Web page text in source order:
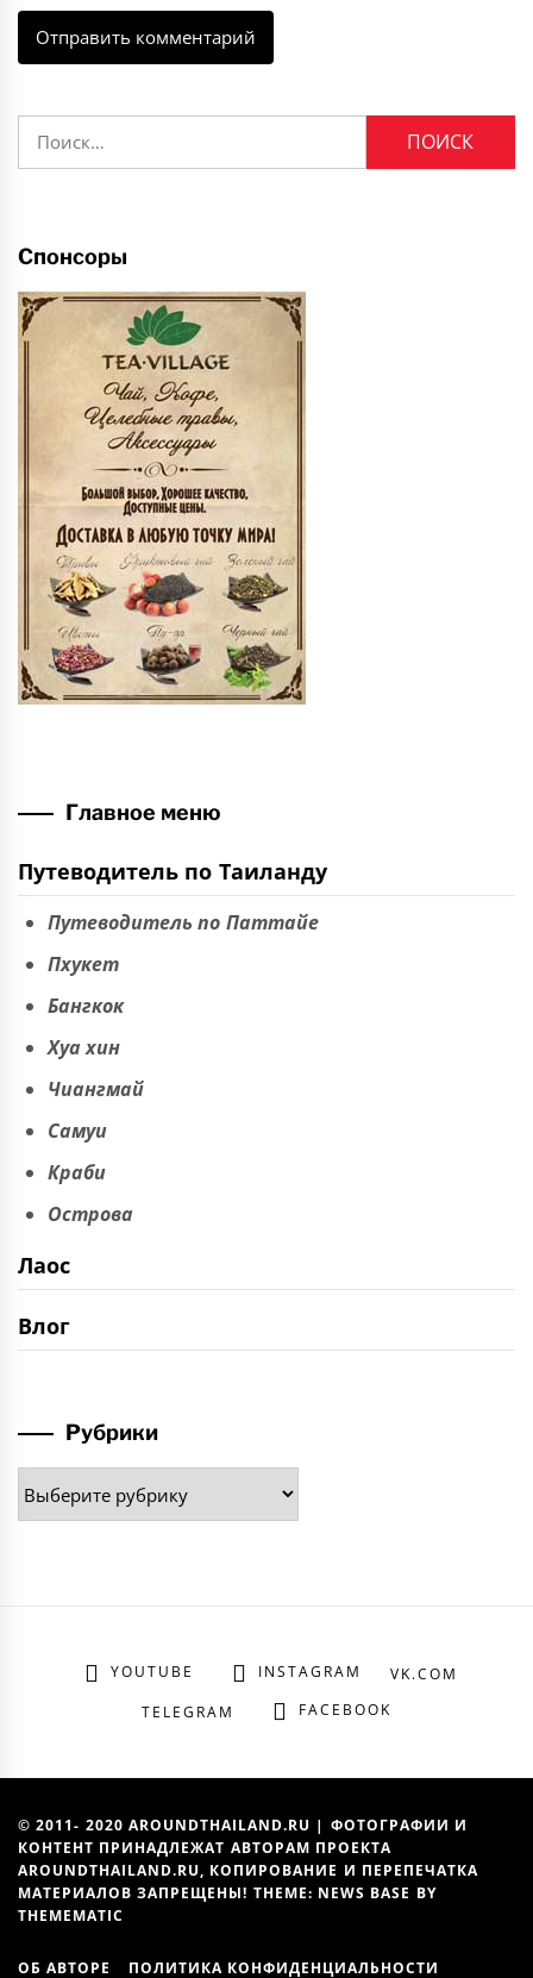
Спонсоры
Главное меню
Путеводитель по Таиланду
Путеводитель по Паттайе
Пхукет
Бангкок
Хуа хин
Чиангмай
Самуи
Краби
Острова
Лаос
Влог
Рубрики
Рубрики
YOUTUBE INSTAGRAM
VK.COM
TELEGRAM
FACEBOOK
© 2011- 2020 AROUNDTHAILAND.RU | ФОТОГРАФИИ И
КОНТЕНТ ПРИНАДЛЕЖАТ АВТОРАМ ПРОЕКТА
AROUNDTHAILAND.RU, КОПИРОВАНИЕ И ПЕРЕПЕЧАТКА
МАТЕРИАЛОВ ЗАПРЕЩЕНЫ! THEME: NEWS BASE BY
THEMEMATIC
ОБ АВТОРЕ ПОЛИТИКА КОНФИДЕНЦИАЛЬНОСТИ